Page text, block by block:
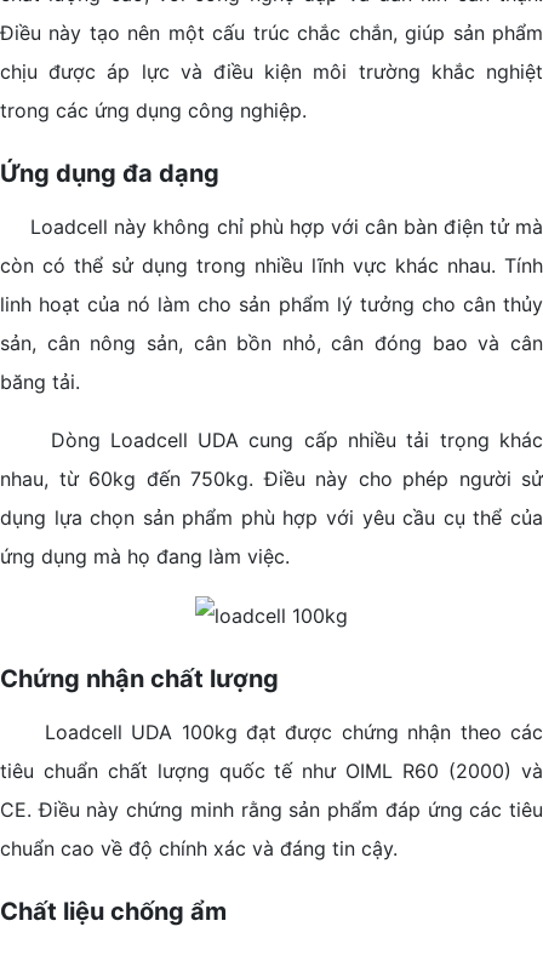
Điều này tạo nên một cấu trúc chắc chắn, giúp sản phẩm
chịu được áp lực và điều kiện môi trường khắc nghiệt
trong các ứng dụng công nghiệp.
Ứng dụng đa dạng
Loadcell này không chỉ phù hợp với cân bàn điện tử mà
còn có thể sử dụng trong nhiều lĩnh vực khác nhau. Tính
linh hoạt của nó làm cho sản phẩm lý tưởng cho cân thủy
sản, cân nông sản, cân bồn nhỏ, cân đóng bao và cân
băng tải.
Dòng Loadcell UDA cung cấp nhiều tải trọng khác
nhau, từ 60kg đến 750kg. Điều này cho phép người sử
dụng lựa chọn sản phẩm phù hợp với yêu cầu cụ thể của
ứng dụng mà họ đang làm việc.
Chứng nhận chất lượng
Loadcell UDA 100kg đạt được chứng nhận theo các
tiêu chuẩn chất lượng quốc tế như OIML R60 (2000) và
CE. Điều này chứng minh rằng sản phẩm đáp ứng các tiêu
chuẩn cao về độ chính xác và đáng tin cậy.
Chất liệu chống ẩm